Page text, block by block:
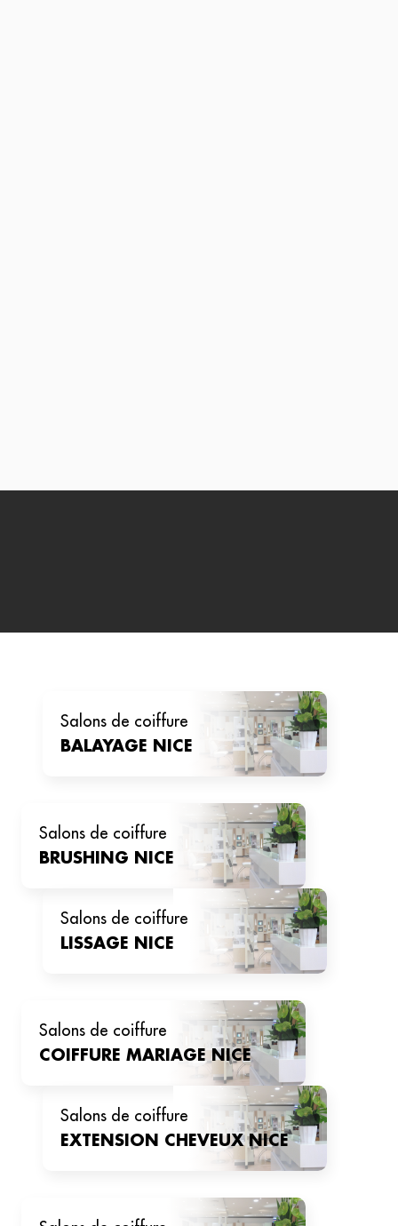
salons de coiffure
BALAYAGE
NICE
salons de coiffure
BRUSHING
NICE
salons de coiffure
LISSAGE
NICE
salons de coiffure
COIFFURE MARIAGENICE
salons de coiffure
EXTENSION CHEVEUXNICE